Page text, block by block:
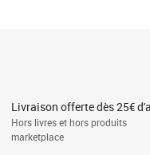
Livraison offerte dès 25€
Hors livres et hors produits
marketplace